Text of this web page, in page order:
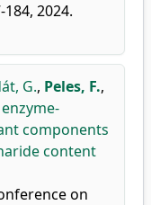
184, 2024.
G., Peles, F.,
components
content
on